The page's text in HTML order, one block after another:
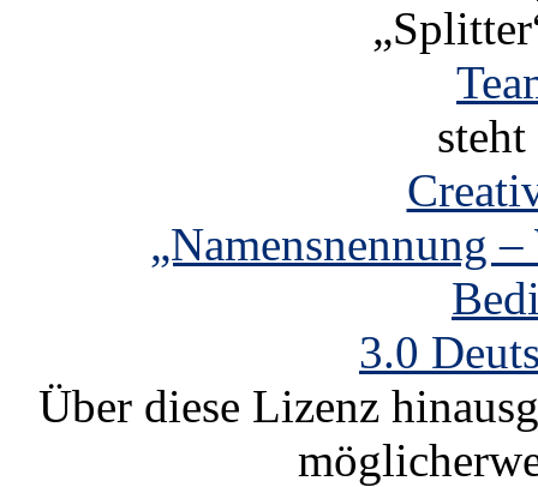
„Namensnennung
3.0
Über diese Lizenz